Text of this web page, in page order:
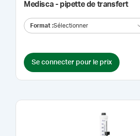
Medisca - pipette de transfert
Format :Sélectionner
Se connecter pour le prix